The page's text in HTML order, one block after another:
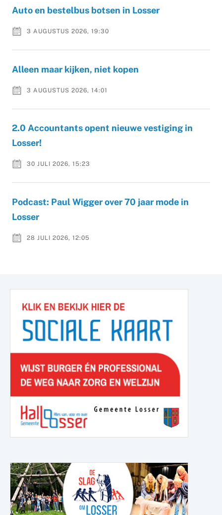
Auto en bestelbus botsen in Losser
3 AUGUSTUS 2026, 19:30
Alleen maar kijken, niet kopen
3 AUGUSTUS 2026, 14:01
2.0 Accountants opent nieuwe vestiging in
Losser!
30 JULI 2026, 15:23
Podcast: Paul Wigger over 70 jaar mode in
Losser
28 JULI 2026, 12:05